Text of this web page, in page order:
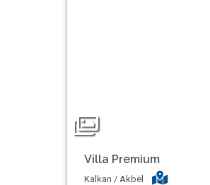
Villa Premium
Kalkan / Akbel